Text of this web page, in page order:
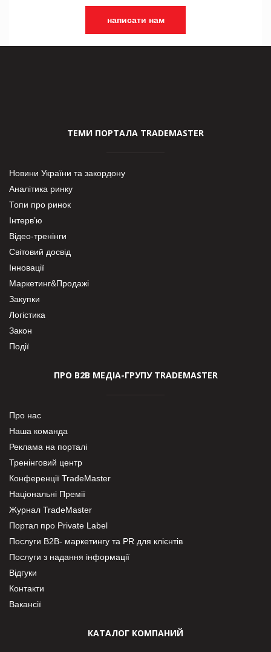
написати нам
ТЕМИ ПОРТАЛА TRADEMASTER
Новини України та закордону
Аналітика ринку
Топи про ринок
Інтерв’ю
Відео-тренінги
Світовий досвід
Інновації
Маркетинг&Продажі
Закупки
Логістика
Закон
Події
ПРО В2В МЕДІА-ГРУПУ TRADEMASTER
Про нас
Наша команда
Реклама на порталі
Тренінговий центр
Конференції TradeMaster
Національні Премії
Журнал TradeMaster
Портал про Private Label
Послуги В2В- маркетингу та PR для клієнтів
Послуги з надання інформації
Відгуки
Контакти
Вакансії
КАТАЛОГ КОМПАНИЙ